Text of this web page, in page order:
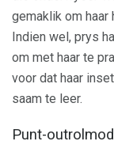
gemaklik om
Indien wel, prys
om met haar te
voor dat haar
saam te leer.
Punt-